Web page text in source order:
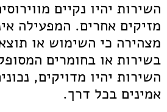
השירות יהיו נקיים
מזיקים אחרים. המפעילה
מצהירה כי השימוש או
בשירות או בחומרים
השירות יהיו מדויקים,
אמינים בכל דרך.